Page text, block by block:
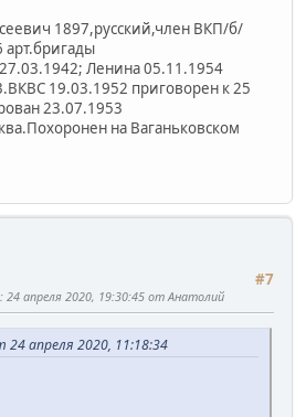
1897,русский,член ВКП/б/
Ленина 05.11.1954
19.03.1952 приговорен к 25
23.07.1953
на Ваганьковском
#7
: 24 апреля 2020, 19:30:45 от Анатолий
апреля 2020, 11:18:34